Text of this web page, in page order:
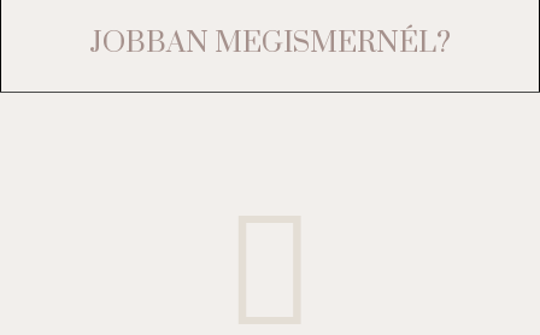
JOBBAN MEGISMERNÉL?